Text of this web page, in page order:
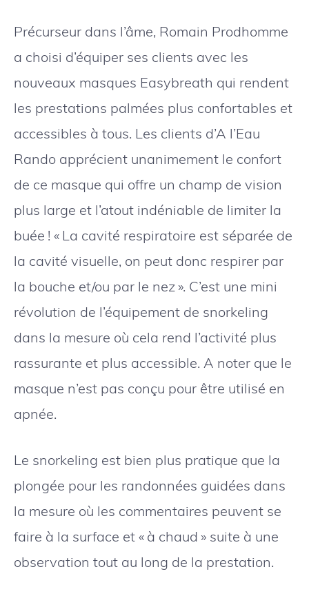
Précurseur dans l’âme, Romain Prodhomme
a choisi d’équiper ses clients avec les
nouveaux masques Easybreath qui rendent
les prestations palmées plus confortables et
accessibles à tous. Les clients d’A l’Eau
Rando apprécient unanimement le confort
de ce masque qui offre un champ de vision
plus large et l’atout indéniable de limiter la
buée ! « La cavité respiratoire est séparée de
la cavité visuelle, on peut donc respirer par
la bouche et/ou par le nez ». C’est une mini
révolution de l’équipement de snorkeling
dans la mesure où cela rend l’activité plus
rassurante et plus accessible. A noter que le
masque n’est pas conçu pour être utilisé en
apnée.
Le snorkeling est bien plus pratique que la
plongée pour les randonnées guidées dans
la mesure où les commentaires peuvent se
faire à la surface et « à chaud » suite à une
observation tout au long de la prestation.